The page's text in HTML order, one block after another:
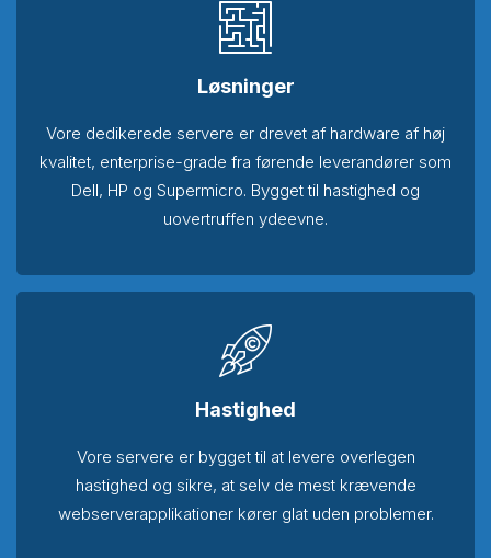
Løsninger
Vore dedikerede servere er drevet af hardware af høj
kvalitet, enterprise-grade fra førende leverandører som
Dell, HP og Supermicro. Bygget til hastighed og
uovertruffen ydeevne.
Hastighed
Vore servere er bygget til at levere overlegen
hastighed og sikre, at selv de mest krævende
webserverapplikationer kører glat uden problemer.